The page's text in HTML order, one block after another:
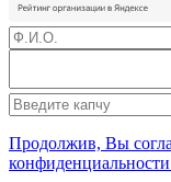
Продолжив, Вы